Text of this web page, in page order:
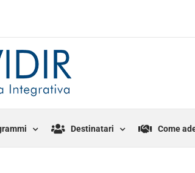
Destinatari Come